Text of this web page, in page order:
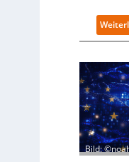
Bild: